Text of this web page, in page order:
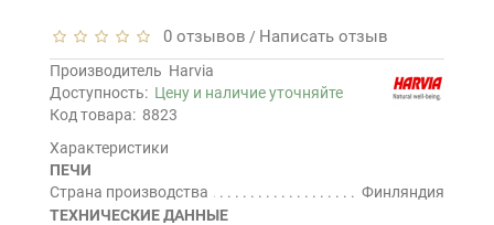
0 отзывов / Написать отзыв
Производитель Harvia
Доступность: Цену и наличие уточняйте
Код товара: 8823
Характеристики
ПЕЧИ
Страна производства
Финляндия
ТЕХНИЧЕСКИЕ ДАННЫЕ